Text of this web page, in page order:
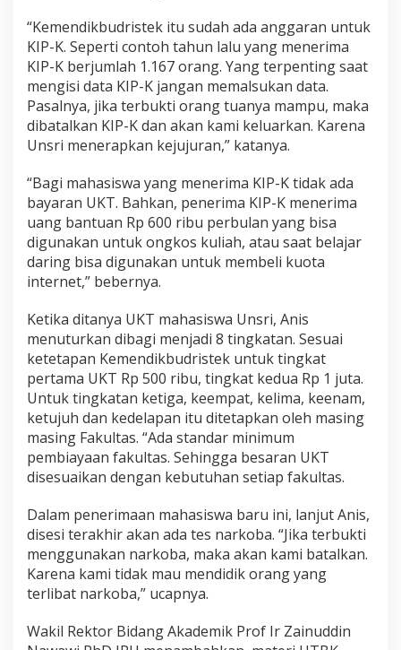
“Kemendikbudristek itu sudah ada anggaran untuk
KIP-K. Seperti contoh tahun lalu yang menerima
KIP-K berjumlah 1.167 orang. Yang terpenting saat
mengisi data KIP-K jangan memalsukan data.
Pasalnya, jika terbukti orang tuanya mampu, maka
dibatalkan KIP-K dan akan kami keluarkan. Karena
Unsri menerapkan kejujuran,” katanya.
“Bagi mahasiswa yang menerima KIP-K tidak ada
bayaran UKT. Bahkan, penerima KIP-K menerima
uang bantuan Rp 600 ribu perbulan yang bisa
digunakan untuk ongkos kuliah, atau saat belajar
daring bisa digunakan untuk membeli kuota
internet,” bebernya.
Ketika ditanya UKT mahasiswa Unsri, Anis
menuturkan dibagi menjadi 8 tingkatan. Sesuai
ketetapan Kemendikbudristek untuk tingkat
pertama UKT Rp 500 ribu, tingkat kedua Rp 1 juta.
Untuk tingkatan ketiga, keempat, kelima, keenam,
ketujuh dan kedelapan itu ditetapkan oleh masing
masing Fakultas. “Ada standar minimum
pembiayaan fakultas. Sehingga besaran UKT
disesuaikan dengan kebutuhan setiap fakultas.
Dalam penerimaan mahasiswa baru ini, lanjut Anis,
disesi terakhir akan ada tes narkoba. “Jika terbukti
menggunakan narkoba, maka akan kami batalkan.
Karena kami tidak mau mendidik orang yang
terlibat narkoba,” ucapnya.
Wakil Rektor Bidang Akademik Prof Ir Zainuddin